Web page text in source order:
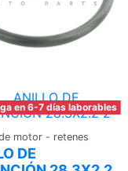
en 6-7 días laborables
motor - retenes
DE